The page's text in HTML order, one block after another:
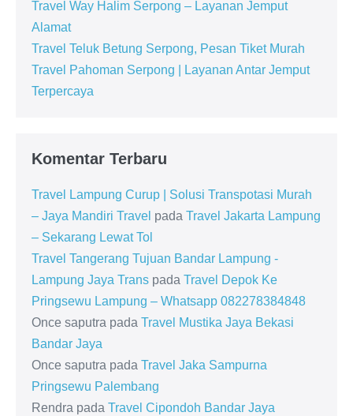
Travel Way Halim Serpong – Layanan Jemput
Alamat
Travel Teluk Betung Serpong, Pesan Tiket Murah
Travel Pahoman Serpong | Layanan Antar Jemput
Terpercaya
Komentar Terbaru
Travel Lampung Curup | Solusi Transpotasi Murah
– Jaya Mandiri Travel pada Travel Jakarta Lampung
– Sekarang Lewat Tol
Travel Tangerang Tujuan Bandar Lampung -
Lampung Jaya Trans pada Travel Depok Ke
Pringsewu Lampung – Whatsapp 082278384848
Once saputra pada Travel Mustika Jaya Bekasi
Bandar Jaya
Once saputra pada Travel Jaka Sampurna
Pringsewu Palembang
Rendra pada Travel Cipondoh Bandar Jaya